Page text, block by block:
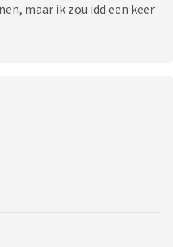
maar ik zou idd een keer